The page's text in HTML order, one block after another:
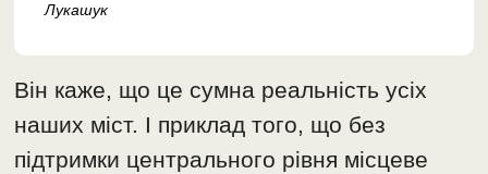
Лукашук
Він каже, що це сумна реальність усіх
наших міст. І приклад того, що без
підтримки центрального рівня місцеве